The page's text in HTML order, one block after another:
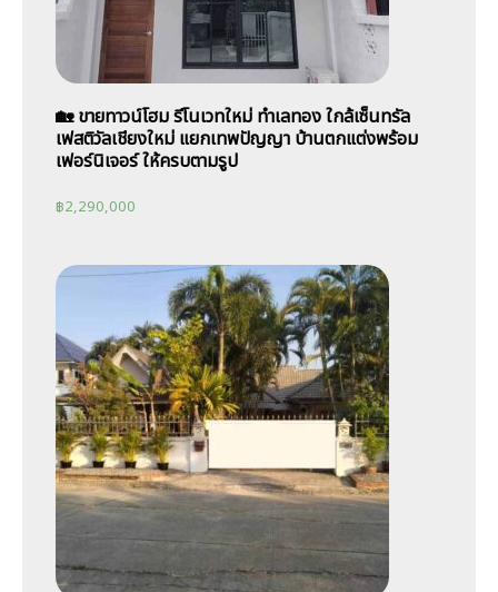
🏡 ขายทาวน์โฮม รีโนเวทใหม่ ทำเลทอง ใกล้เซ็นทรัล
เฟสติวัลเชียงใหม่ แยกเทพปัญญา บ้านตกแต่งพร้อม
เฟอร์นิเจอร์ ให้ครบตามรูป
฿2,290,000